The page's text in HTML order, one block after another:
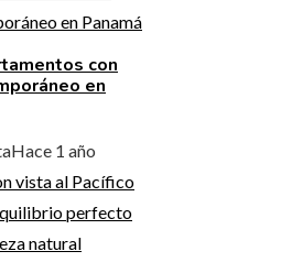
con
en
Hace 1 año